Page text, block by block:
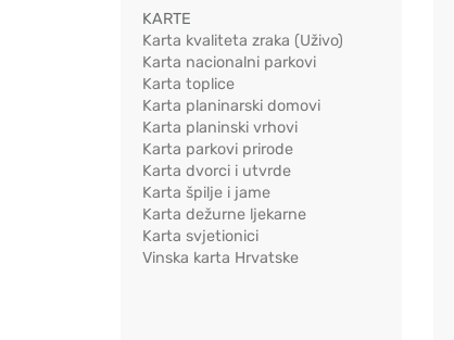
KARTE
Karta kvaliteta zraka (Uživo)
Karta nacionalni parkovi
Karta toplice
Karta planinarski domovi
Karta planinski vrhovi
Karta parkovi prirode
Karta dvorci i utvrde
Karta špilje i jame
Karta dežurne ljekarne
Karta svjetionici
Vinska karta Hrvatske